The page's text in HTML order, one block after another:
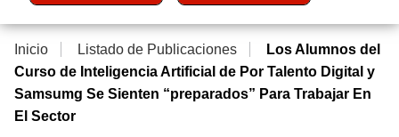
Inicio Listado de Publicaciones
Los Alumnos del
Curso de Inteligencia Artificial de Por Talento Digital y
Samsumg Se Sienten “preparados” Para Trabajar En
El Sector